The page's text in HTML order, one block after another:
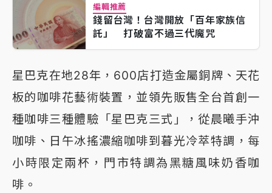
編輯推薦
錢留台灣！台灣開放「百年家族信
託」 打破富不過三代魔咒
星巴克在地28年，600店打造金屬銅牌、天花
板的咖啡花藝術裝置，並領先販售全台首創一
種咖啡三種體驗「星巴克三式」，從晨曦手沖
咖啡、日午冰搖濃縮咖啡到暮光冷萃特調，每
小時限定兩杯，門市特調為黑糖風味奶香咖
啡。